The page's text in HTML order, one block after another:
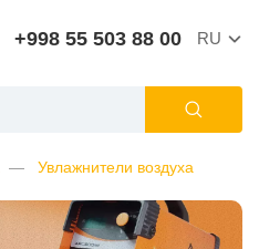
+998 55 503 88 00 RU
Увлажнители воздуха